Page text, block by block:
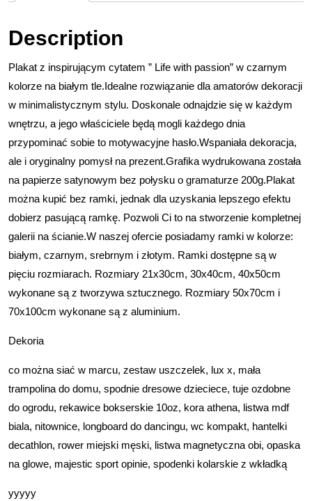
Description
Plakat z inspirującym cytatem ” Life with passion” w czarnym
kolorze na białym tle.Idealne rozwiązanie dla amatorów dekoracji
w minimalistycznym stylu. Doskonale odnajdzie się w każdym
wnętrzu, a jego właściciele będą mogli każdego dnia
przypominać sobie to motywacyjne hasło.Wspaniała dekoracja,
ale i oryginalny pomysł na prezent.Grafika wydrukowana została
na papierze satynowym bez połysku o gramaturze 200g.Plakat
można kupić bez ramki, jednak dla uzyskania lepszego efektu
dobierz pasującą ramkę. Pozwoli Ci to na stworzenie kompletnej
galerii na ścianie.W naszej ofercie posiadamy ramki w kolorze:
białym, czarnym, srebrnym i złotym. Ramki dostępne są w
pięciu rozmiarach. Rozmiary 21x30cm, 30x40cm, 40x50cm
wykonane są z tworzywa sztucznego. Rozmiary 50x70cm i
70x100cm wykonane są z aluminium.
Dekoria
co można siać w marcu, zestaw uszczelek, lux x, mała
trampolina do domu, spodnie dresowe dzieciece, tuje ozdobne
do ogrodu, rekawice bokserskie 10oz, kora athena, listwa mdf
biala, nitownice, longboard do dancingu, wc kompakt, hantelki
decathlon, rower miejski męski, listwa magnetyczna obi, opaska
na glowe, majestic sport opinie, spodenki kolarskie z wkładką
yyyyy